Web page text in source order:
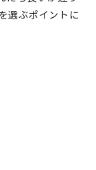
選ぶポイントに